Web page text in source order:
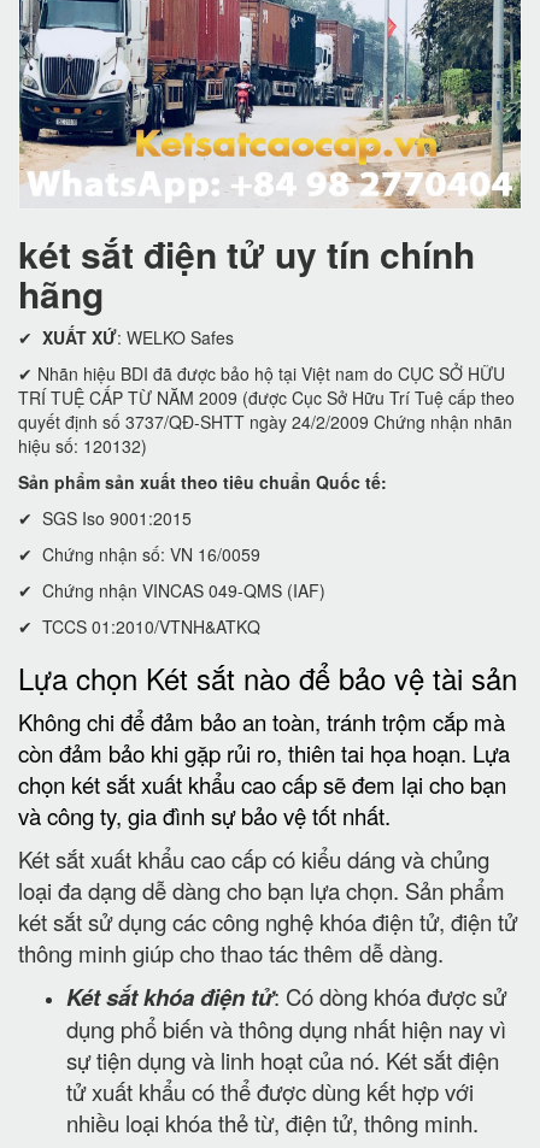
két sắt điện tử uy tín chính
hãng
✔ XUẤT XỨ: WELKO Safes
✔ Nhãn hiệu BDI đã được bảo hộ tại Việt nam do CỤC SỞ HỮU
TRÍ TUỆ CẤP TỪ NĂM 2009 (được Cục Sở Hữu Trí Tuệ cấp theo
quyết định số 3737/QĐ-SHTT ngày 24/2/2009 Chứng nhận nhãn
hiệu số: 120132)
Sản phẩm sản xuất theo tiêu chuẩn Quốc tế:
✔ SGS Iso 9001:2015
✔ Chứng nhận số: VN 16/0059
✔ Chứng nhận VINCAS 049-QMS (IAF)
✔ TCCS 01:2010/VTNH&ATKQ
Lựa chọn Két sắt nào để bảo vệ tài sản
Không chi để đảm bảo an toàn, tránh trộm cắp mà
còn đảm bảo khi gặp rủi ro, thiên tai họa hoạn. Lựa
chọn két sắt xuất khẩu cao cấp sẽ đem lại cho bạn
và công ty, gia đình sự bảo vệ tốt nhất.
Két sắt xuất khẩu cao cấp có kiểu dáng và chủng
loại đa dạng dễ dàng cho bạn lựa chọn. Sản phẩm
két sắt sử dụng các công nghệ khóa điện tử, điện tử
thông minh giúp cho thao tác thêm dễ dàng.
Két sắt khóa điện tử: Có dòng khóa được sử
dụng phổ biến và thông dụng nhất hiện nay vì
sự tiện dụng và linh hoạt của nó. Két sắt điện
tử xuất khẩu có thể được dùng kết hợp với
nhiều loại khóa thẻ từ, điện tử, thông minh.